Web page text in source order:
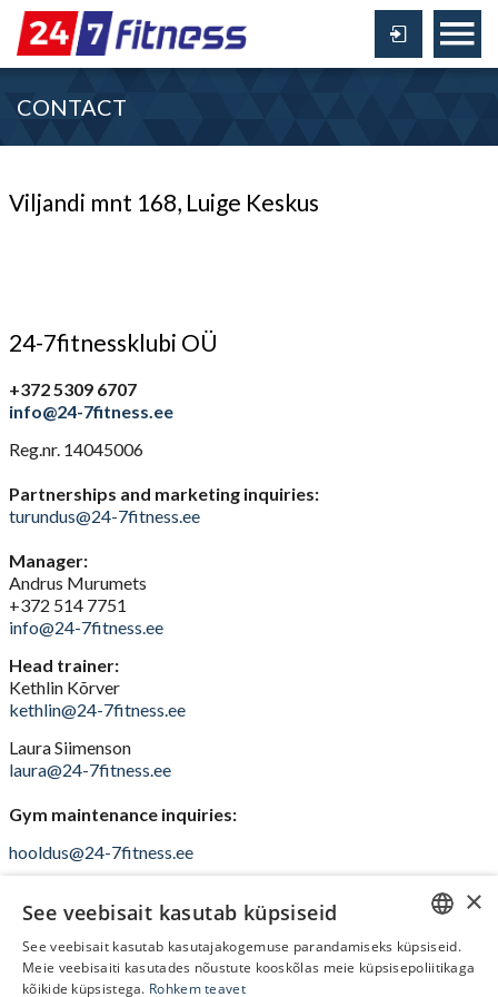
CONTACT
24-7fitnessklubi OÜ
+372 5309 6707
info@24-7fitness.ee
Reg.nr. 14045006
Partnerships and marketing inquiries:
turundus@24-7fitness.ee
Manager:
Andrus Murumets
+372 514 7751
info@24-7fitness.ee
Head trainer:
Kethlin Kõrver
kethlin@24-7fitness.ee
Laura Siimenson
laura@24-7fitness.ee
Gym maintenance inquiries:
hooldus@24-7fitness.ee
Viljandi mnt 168, Luige Keskus
ESTONIAN
×
See veebisait kasutab küpsiseid
See veebisait kasutab kasutajakogemuse parandamiseks küpsiseid.
Meie veebisaiti kasutades nõustute kooskõlas meie küpsisepoliitikaga
kõikide küpsistega. Rohkem teavet